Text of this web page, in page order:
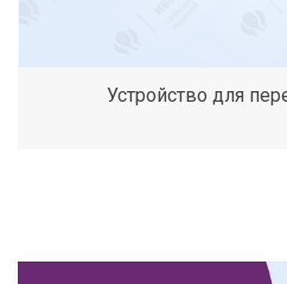
Устройство для